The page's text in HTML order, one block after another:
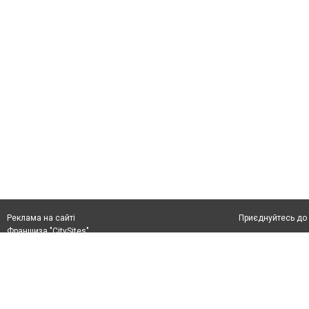
Реклама на сайті
Франшиза "CitySites"
Приєднуйтесь до